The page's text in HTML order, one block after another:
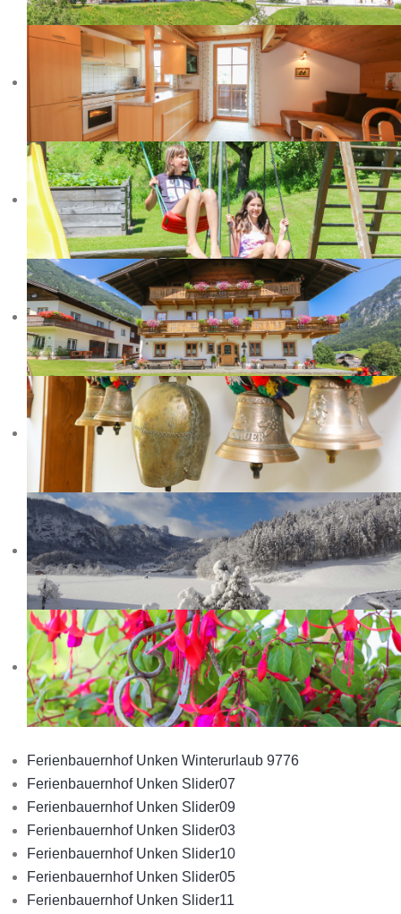
Ferienbauernhof Unken Winterurlaub 9776
Ferienbauernhof Unken Slider07
Ferienbauernhof Unken Slider09
Ferienbauernhof Unken Slider03
Ferienbauernhof Unken Slider10
Ferienbauernhof Unken Slider05
Ferienbauernhof Unken Slider11